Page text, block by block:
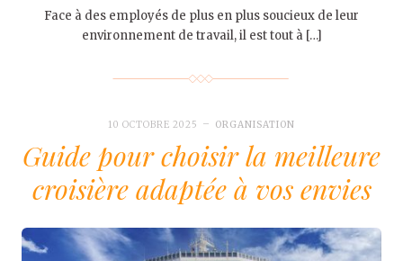
Face à des employés de plus en plus soucieux de leur
environnement de travail, il est tout à […]
10 OCTOBRE 2025 ORGANISATION
Guide pour choisir la meilleure
croisière adaptée à vos envies